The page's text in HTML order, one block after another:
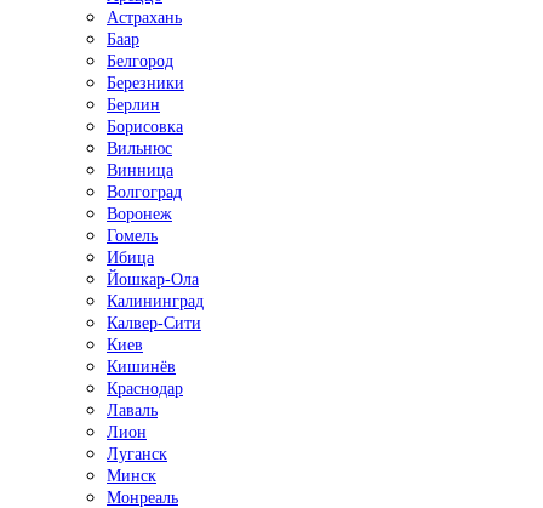
Астрахань
Баар
Белгород
Березники
Берлин
Борисовка
Вильнюс
Винница
Волгоград
Воронеж
Гомель
Ибица
Йошкар-Ола
Калининград
Калвер-Сити
Киев
Кишинёв
Краснодар
Лаваль
Лион
Луганск
Минск
Монреаль